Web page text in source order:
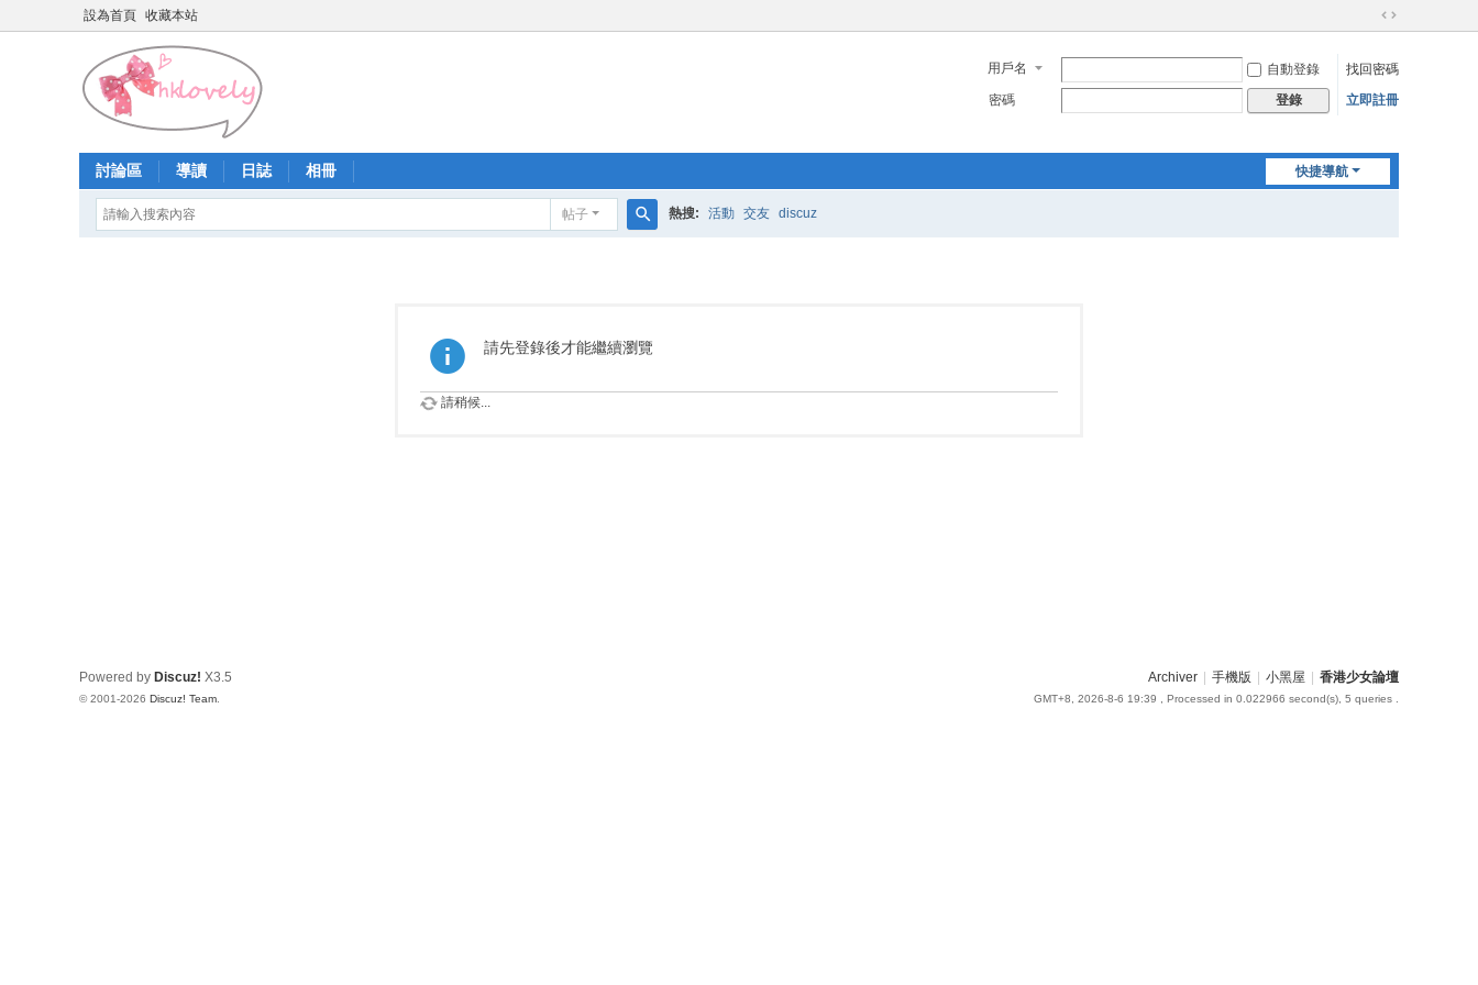
設為首頁 收藏本站
切
到
寬
用戶名 自動登錄
找回密碼
密碼
登錄 立即註冊
快捷導航
討論區 導讀 日誌 相冊
帖子 熱搜: 活動 交友 discuz
請先登錄後才能繼續瀏覽
請稍候...
Archiver 手機版 小黑屋 香港少女論壇
GMT+8, 2026-8-6 19:39 , Processed in 0.022966 second(s), 5 queries .
Powered by Discuz! X3.5
© 2001-2026 Discuz! Team